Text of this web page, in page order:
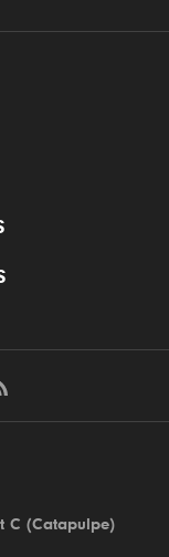
C (Catapulpe)